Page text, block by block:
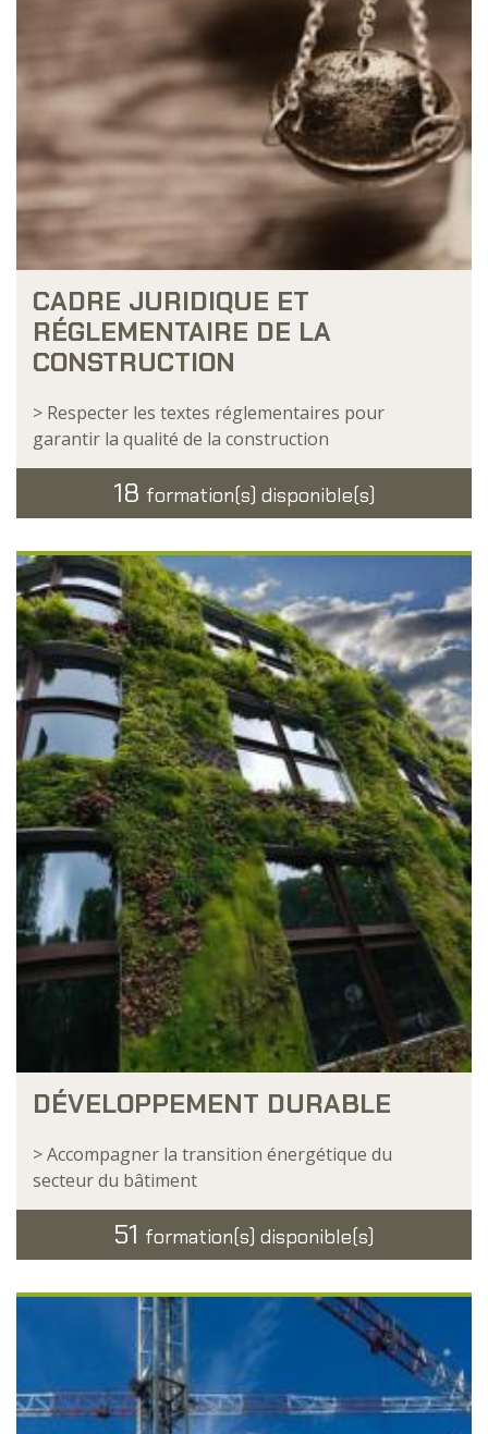
CADRE JURIDIQUE ET
RÉGLEMENTAIRE DE LA
CONSTRUCTION
> Respecter les textes réglementaires pour
garantir la qualité de la construction
18 formation(s) disponible(s)
DÉVELOPPEMENT DURABLE
> Accompagner la transition énergétique du
secteur du bâtiment
51 formation(s) disponible(s)